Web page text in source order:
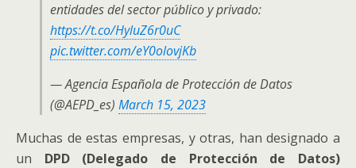
entidades del sector público y privado:
https://t.co/HyluZ6r0uC
pic.twitter.com/eY0olovjKb
— Agencia Española de Protección de Datos
(@AEPD_es) March 15, 2023
Muchas de estas empresas, y otras, han designado a
un DPD (Delegado de Protección de Datos)